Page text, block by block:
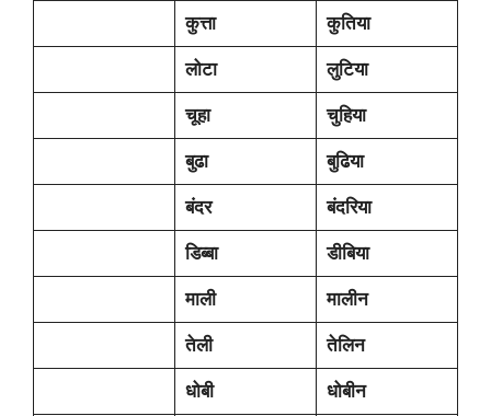
कुत्ता कुतिया
लोटा लुटिया
चूहा चुहिया
बुढा बुढिया
बंदर बंदरिया
डिब्बा डीबिया
माली मालीन
तेली तेलिन
धोबी धोबीन